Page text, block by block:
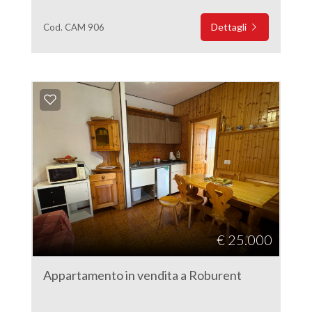
Cod. CAM 906 Dettagli
€ 25.000
Appartamento in vendita a Roburent